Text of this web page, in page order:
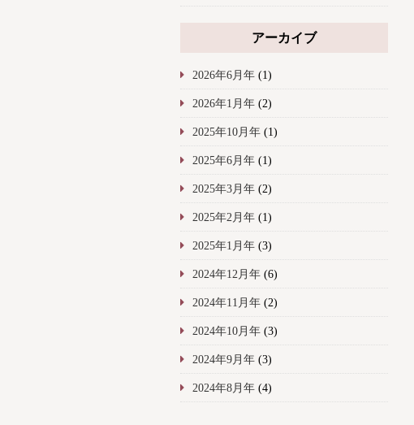
アーカイブ
2026年6月年(1)
2026年1月年(2)
2025年10月年(1)
2025年6月年(1)
2025年3月年(2)
2025年2月年(1)
2025年1月年(3)
2024年12月年(6)
2024年11月年(2)
2024年10月年(3)
2024年9月年(3)
2024年8月年(4)